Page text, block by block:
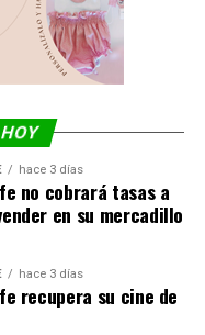
hace 3 días
no cobrará tasas a
en su mercadillo
hace 3 días
recupera su cine de